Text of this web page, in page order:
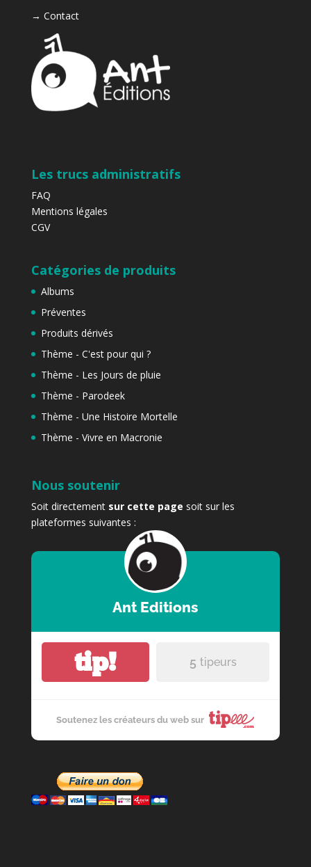
→ Contact
Les trucs administratifs
FAQ
Mentions légales
CGV
Catégories de produits
Albums
Préventes
Produits dérivés
Thème - C'est pour qui ?
Thème - Les Jours de pluie
Thème - Parodeek
Thème - Une Histoire Mortelle
Thème - Vivre en Macronie
Nous soutenir
Soit directement sur cette page soit sur les
plateformes suivantes :
Ant Editions
tip! 5 tipeurs
Soutenez les créateurs du web sur